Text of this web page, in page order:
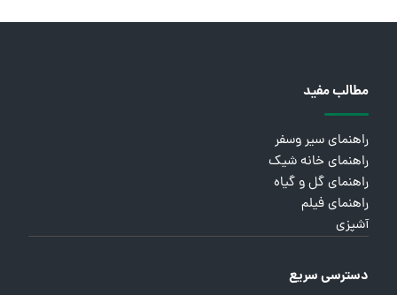
مطالب مفید
راهنمای سیر وسفر
راهنمای خانه شیک
راهنمای گل و گیاه
راهنمای فیلم
آشپزی
دسترسی سریع